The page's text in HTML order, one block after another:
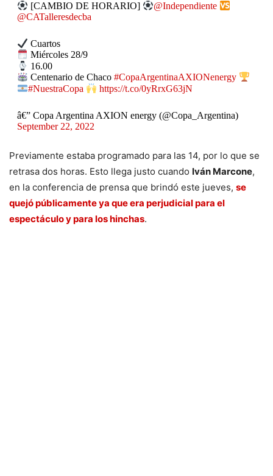
[CAMBIO DE HORARIO]
@Independiente
@CATalleresdecba
Cuartos
Miércoles 28/9
16.00
Centenario de Chaco #CopaArgentinaAXIONenergy
#NuestraCopa
https://t.co/0yRrxG63jN
â€” Copa Argentina AXION energy (@Copa_Argentina)
September 22, 2022
Previamente estaba programado para las 14, por lo que se
retrasa dos horas. Esto llega justo cuando Iván Marcone,
en la conferencia de prensa que brindó este jueves, se
quejó públicamente ya que era perjudicial para el
espectáculo y para los hinchas.